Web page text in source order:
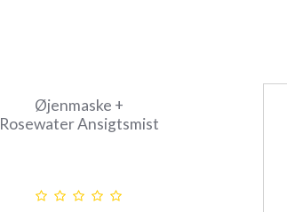
Øjenmaske +
Rosewater Ansigtsmist